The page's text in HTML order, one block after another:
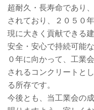
超耐久・長寿命であり
されており、２０５０
現に大きく貢献できる建
安全・安心で持続可能
０年に向かって、工業
されるコンクリートと
る所存です。
今後とも、当工業会の